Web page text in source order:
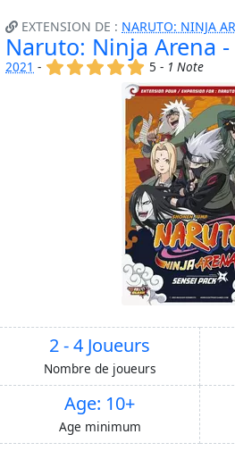
EXTENSION DE : NARUTO: NINJA
Naruto: Ninja Arena -
2021 - (x) (x) (x) (x) (x)
5 - 1 Note
2 - 4 Joueurs
Nombre de joueurs
Age: 10+
Age minimum